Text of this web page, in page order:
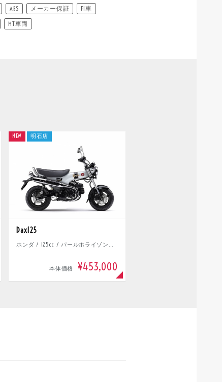
ABS メーカー保証
FI車
MT車両
Dax125
ホンダ / 125cc / パールホライゾンホワイト
本体価格 ¥453,000
NEW 明石店